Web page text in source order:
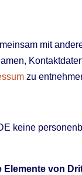
mit
m zu
keine
Elemente von